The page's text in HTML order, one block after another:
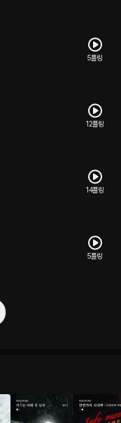
5플링
12플링
14플링
5플링